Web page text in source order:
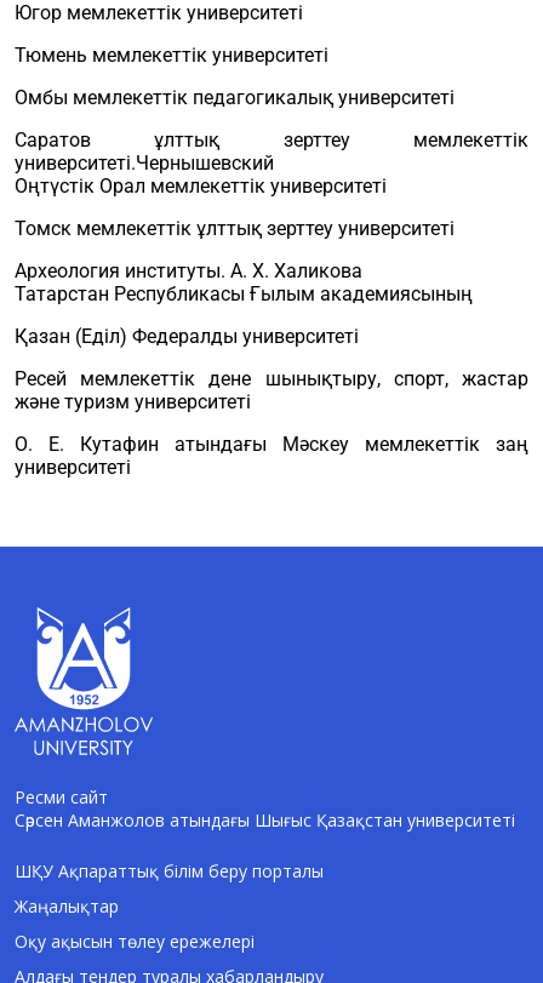
Югор мемлекеттік университеті
Тюмень мемлекеттік университеті
Омбы мемлекеттік педагогикалық университеті
Саратов ұлттық зерттеу мемлекеттік
университеті.Чернышевский
Оңтүстік Орал мемлекеттік университеті
Томск мемлекеттік ұлттық зерттеу университеті
Археология институты. А. Х. Халикова
Татарстан Республикасы Ғылым академиясының
Қазан (Еділ) Федералды университеті
Ресей мемлекеттік дене шынықтыру, спорт, жастар
және туризм университеті
О. Е. Кутафин атындағы Мәскеу мемлекеттік заң
университеті
Ресми сайт
Сәрсен Аманжолов атындағы Шығыс Қазақстан университеті
ШҚУ Ақпараттық білім беру порталы
Жаңалықтар
Оқу ақысын төлеу ережелері
Алдағы тендер туралы хабарландыру
AI-Talapker
Сәлем! Мен AI-Talapker — Сәрсен
Аманжолов атындағы Шығыс Қазақстан
университеті (ШҚУ) көмекшісімін.
Бакалавриат, магистратура, докторантура